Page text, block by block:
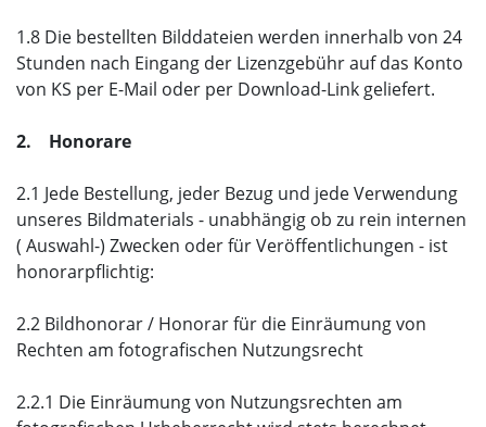
1.8 Die bestellten Bilddateien werden innerhalb von 24
Stunden nach Eingang der Lizenzgebühr auf das Konto
von KS per E-Mail oder per Download-Link geliefert.
2. Honorare
2.1 Jede Bestellung, jeder Bezug und jede Verwendung
unseres Bildmaterials - unabhängig ob zu rein internen
( Auswahl-) Zwecken oder für Veröffentlichungen - ist
honorarpflichtig:
2.2 Bildhonorar / Honorar für die Einräumung von
Rechten am fotografischen Nutzungsrecht
2.2.1 Die Einräumung von Nutzungsrechten am